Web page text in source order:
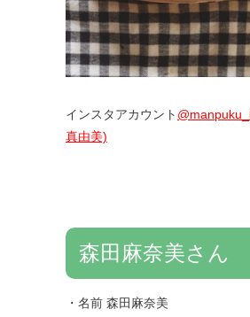
インスタアカウント
真由美)
森田麻奈美さん
・名前 森田麻奈美